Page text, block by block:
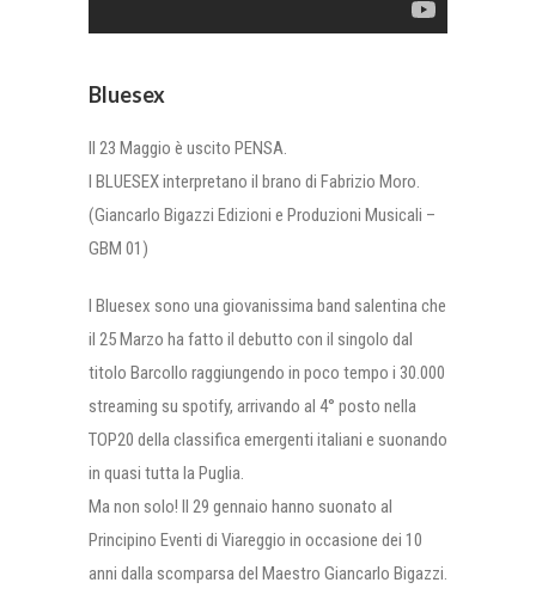
Bluesex
Il 23 Maggio è uscito PENSA.
I BLUESEX interpretano il brano di Fabrizio Moro.
(Giancarlo Bigazzi Edizioni e Produzioni Musicali –
GBM 01)
I Bluesex sono una giovanissima band salentina che
il 25 Marzo ha fatto il debutto con il singolo dal
titolo Barcollo raggiungendo in poco tempo i 30.000
streaming su spotify, arrivando al 4° posto nella
TOP20 della classifica emergenti italiani e suonando
in quasi tutta la Puglia.
Ma non solo! Il 29 gennaio hanno suonato al
Principino Eventi di Viareggio in occasione dei 10
anni dalla scomparsa del Maestro Giancarlo Bigazzi.